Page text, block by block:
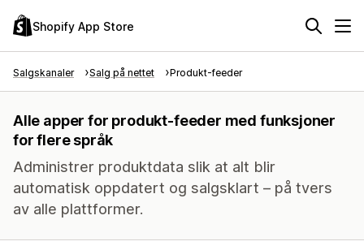
Shopify App Store
Salgskanaler Salg på nettet Produkt-feeder
Alle apper for produkt-feeder med funksjoner
for flere språk
Administrer produktdata slik at alt blir
automatisk oppdatert og salgsklart – på tvers
av alle plattformer.